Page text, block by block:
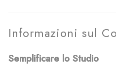
Informazioni sul
Semplificare lo Studio